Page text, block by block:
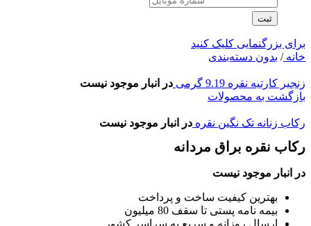
ثبت
برای بزرگنمایی کلیک کنید
خانه/ بدون دسته‌بندی
زنجیر کارتیه نقره 9.19 گرمی
در انبار موجود نیست
بازگشت به محصولات
رکاب زنانه تک نگین نقره در انبار موجود نیست
رکاب نقره براق مردانه
در انبار موجود نیست
بهترین کیفیت ساخت و پرداخت
بیمه نامه پستی تا سقف 80 میلیون